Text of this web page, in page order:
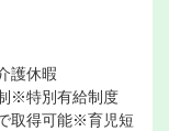
護休暇
※特別有給制度
取得可能※育児短